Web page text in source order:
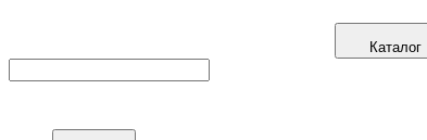
Каталог